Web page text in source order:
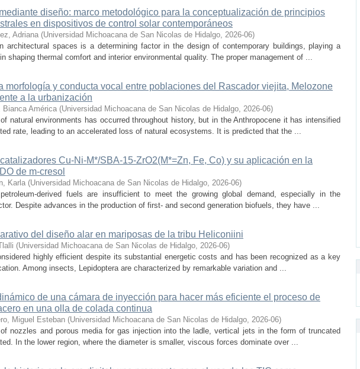
diseño: marco metodológico para la conceptualización de principios
en dispositivos de control solar contemporáneos
Adriana (Universidad Michoacana de San Nicolas de Hidalgo, 2026-06)
architectural spaces is a determining factor in the design of contemporary buildings, playing a
shaping thermal comfort and interior environmental quality. The proper management of ...
morfología y conducta vocal entre poblaciones del Rascador viejita, Melozone
a la urbanización
América (Universidad Michoacana de San Nicolas de Hidalgo, 2026-06)
natural environments has occurred throughout history, but in the Anthropocene it has intensified
rate, leading to an accelerated loss of natural ecosystems. It is predicted that the ...
Cu-Ni-M*/SBA-15-ZrO2(M*=Zn, Fe, Co) y su aplicación en la
de m-cresol
Karla (Universidad Michoacana de San Nicolas de Hidalgo, 2026-06)
derived fuels are insufficient to meet the growing global demand, especially in the
Despite advances in the production of first- and second generation biofuels, they have ...
del diseño alar en mariposas de la tribu Heliconiini
(Universidad Michoacana de San Nicolas de Hidalgo, 2026-06)
highly efficient despite its substantial energetic costs and has been recognized as a key
Among insects, Lepidoptera are characterized by remarkable variation and ...
de una cámara de inyección para hacer más eficiente el proceso de
en una olla de colada continua
Miguel Esteban (Universidad Michoacana de San Nicolas de Hidalgo, 2026-06)
nozzles and porous media for gas injection into the ladle, vertical jets in the form of truncated
In the lower region, where the diameter is smaller, viscous forces dominate over ...